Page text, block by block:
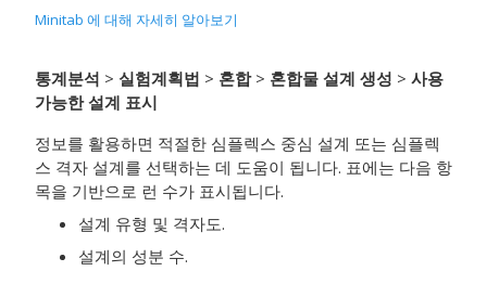
Minitab 에 대해 자세히 알아보기
통계분석 > 실험계획법 > 혼합> 혼합물 설계 생성 > 사용
가능한 설계 표시
정보를 활용하면 적절한 심플렉스 중심 설계 또는 심플렉
스 격자 설계를 선택하는 데 도움이 됩니다. 표에는 다음 항
목을 기반으로 런 수가 표시됩니다.
설계 유형 및 격자도.
설계의 성분 수.